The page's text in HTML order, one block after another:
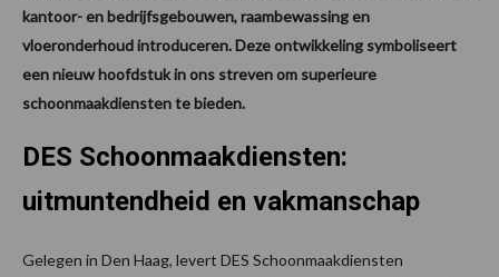
kantoor- en bedrijfsgebouwen, raambewassing en
vloeronderhoud introduceren. Deze ontwikkeling symboliseert
een nieuw hoofdstuk in ons streven om superieure
schoonmaakdiensten te bieden.
DES Schoonmaakdiensten:
uitmuntendheid en vakmanschap
Gelegen in Den Haag, levert DES Schoonmaakdiensten